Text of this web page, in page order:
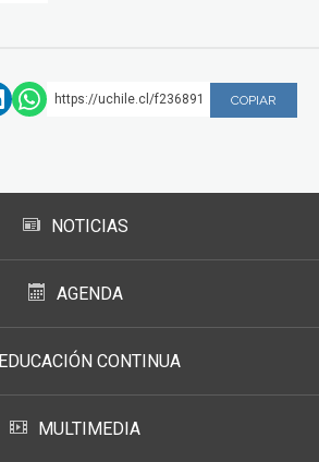
https://uchile.cl/f236891 COPIAR
NOTICIAS
AGENDA
EDUCACIÓN CONTINUA
MULTIMEDIA